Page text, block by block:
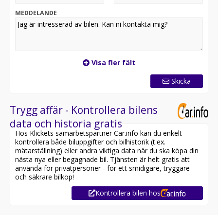
MEDDELANDE
Visa fler fält
Skicka
Trygg affär - Kontrollera bilens
data och historia gratis
Hos Klickets samarbetspartner Car.info kan du enkelt
kontrollera både biluppgifter och bilhistorik (t.ex.
mätarställning) eller andra viktiga data när du ska köpa din
nästa nya eller begagnade bil. Tjänsten är helt gratis att
använda för privatpersoner - för ett smidigare, tryggare
och säkrare bilköp!
Kontrollera bilen hos